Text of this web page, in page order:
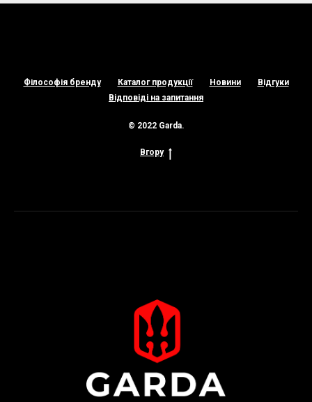
Філософія бренду Каталог продукції Новини
Відгуки
Відповіді на запитання
© 2022 Garda.
Вгору